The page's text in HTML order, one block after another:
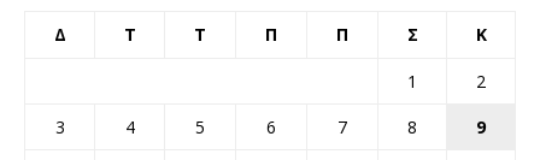
Δ Τ Τ Π Π Σ Κ
1
2
3
4 5 6 7 8
9